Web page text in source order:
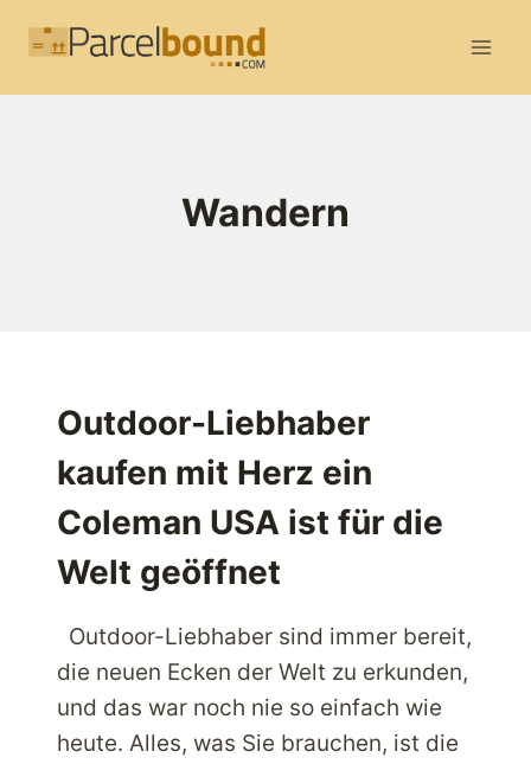
Inhalt
Wandern
Outdoor-Liebhaber
kaufen mit Herz ein
Coleman USA ist für die
Welt geöffnet
Outdoor-Liebhaber sind immer bereit,
die neuen Ecken der Welt zu erkunden,
und das war noch nie so einfach wie
heute. Alles, was Sie brauchen, ist die